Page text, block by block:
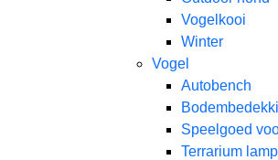
Vogelkooi
Winter
Vogel
Autobench
Speelgoed
Terrarium lamp